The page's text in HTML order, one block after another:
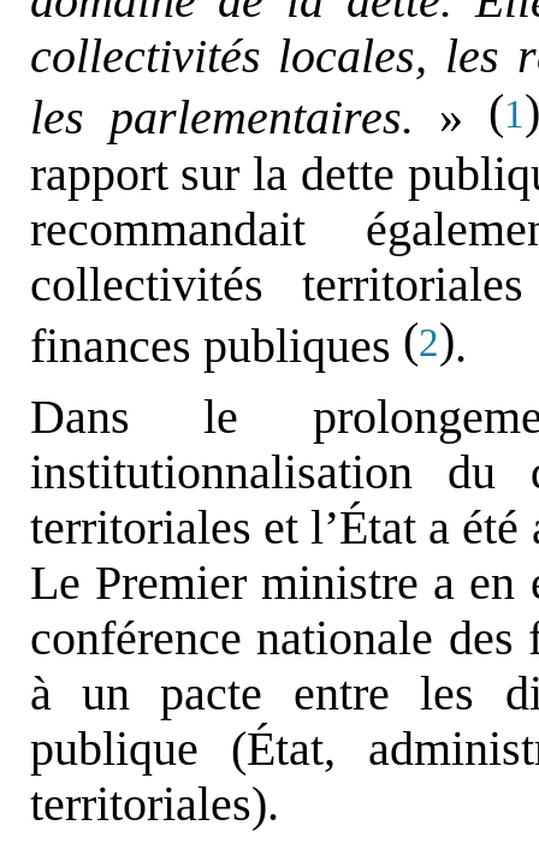
collectivités locales, les
les parlementaires. » (1)
rapport sur la dette
recommandait
collectivités
finances publiques (2).
Dans le
institutionnalisation du
territoriales et l’État a été
Le Premier ministre a
conférence nationale
à un pacte entre les
publique (État,
territoriales).